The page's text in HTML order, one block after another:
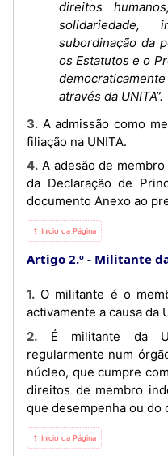
direitos
solidariedade,
subordinação da
os Estatutos e o
através da UNITA”.
3. A admissão como membro encerra o processo de
filiação na UNITA.
4. A adesão de membro da UNITA implica a aceitação
da Declaração de
documento Anexo ao
⇡ Início da Página
Artigo 2.º Militante
1. O militante é o membro que defende e promove
activamente a causa da
2. É militante da UNITA o membro inscrito
regularmente num
núcleo, que cumpre
direitos de membro
que desempenha ou do
⇡ Início da Página